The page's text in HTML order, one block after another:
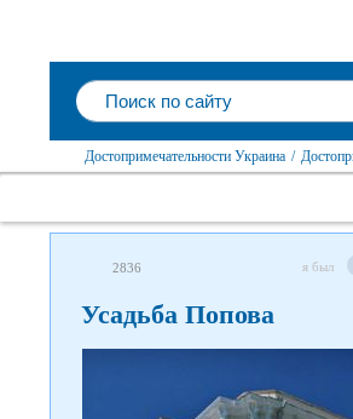
Достопримечательности Украина /
2836 я был
Усадьба Попова
Следите за нами в